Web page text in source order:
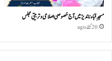
مسجدِ قباء ناندیڑ میں آج خصوصی اصلاحی و تربیتی مجلس
20 گھنٹے ago